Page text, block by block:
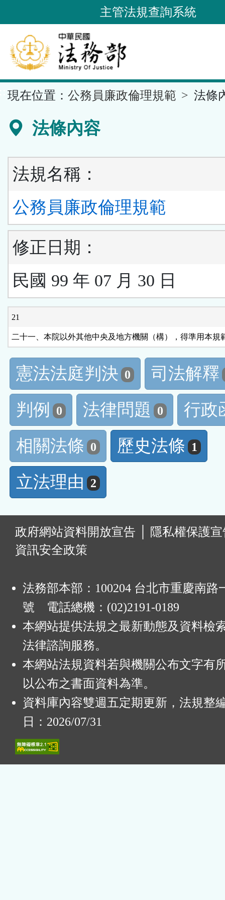
到
要
內
容
區
主管法規查詢系統
現在位置： 公務員廉政倫理規範 法條
法條內容
法規名稱：
公務員廉政倫理規範
修正日期：
民國 99 年 07 月 30 日
21
二十一、本院以外其他中央及地方機關（構），得準用本規
憲法法庭判決 0
司法解釋
判例
0 法律問題 0
行政
相關法條 0 歷史法條 1
立法理由 2
政府網站資料開放宣告
隱私權保護
資訊安全政策
法務部本部：100204 台北市重慶南路
號 電話總機：(02)2191-0189
本網站提供法規之最新動態及資料檢
法律諮詢服務。
本網站法規資料若與機關公布文字有
以公布之書面資料為準。
資料庫內容雙週五定期更新，法規整
日：2026/07/31